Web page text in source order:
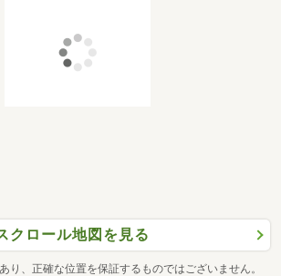
クロール地図を見る
り、正確な位置を保証するものではございません。